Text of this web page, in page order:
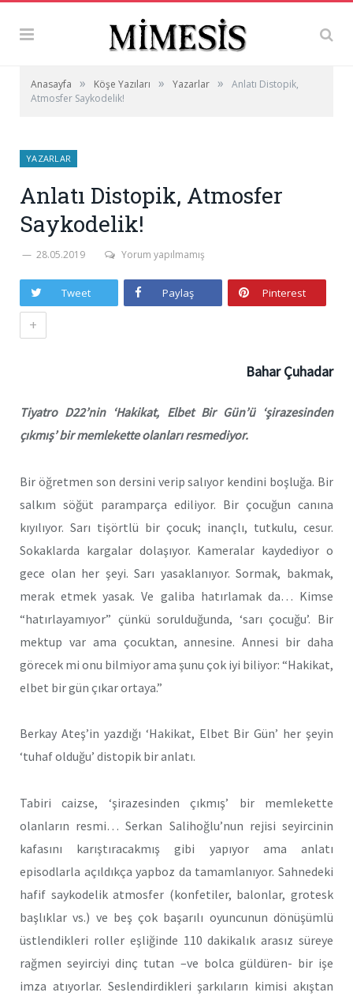
Anasayfa » Köşe Yazıları » Yazarlar »
Anlatı Distopik,
Atmosfer Saykodelik!
YAZARLAR
Anlatı Distopik, Atmosfer
Saykodelik!
28.05.2019 Yorum yapılmamış
Tweet Paylaş Pinterest
+
Bahar Çuhadar
Tiyatro D22’nin ‘Hakikat, Elbet Bir Gün’ü ‘şirazesinden
çıkmış’ bir memlekette olanları resmediyor.
Bir öğretmen son dersini verip salıyor kendini boşluğa. Bir
salkım söğüt paramparça ediliyor. Bir çocuğun canına
kıyılıyor. Sarı tişörtlü bir çocuk; inançlı, tutkulu, cesur.
Sokaklarda kargalar dolaşıyor. Kameralar kaydediyor o
gece olan her şeyi. Sarı yasaklanıyor. Sormak, bakmak,
merak etmek yasak. Ve galiba hatırlamak da… Kimse
“hatırlayamıyor” çünkü sorulduğunda, ‘sarı çocuğu’. Bir
mektup var ama çocuktan, annesine. Annesi bir daha
görecek mi onu bilmiyor ama şunu çok iyi biliyor: “Hakikat,
elbet bir gün çıkar ortaya.”
Berkay Ateş’in yazdığı ‘Hakikat, Elbet Bir Gün’ her şeyin
‘tuhaf olduğu’ distopik bir anlatı.
Tabiri caizse, ‘şirazesinden çıkmış’ bir memlekette
olanların resmi… Serkan Salihoğlu’nun rejisi seyircinin
kafasını karıştıracakmış gibi yapıyor ama anlatı
episodlarla açıldıkça yapboz da tamamlanıyor. Sahnedeki
hafif saykodelik atmosfer (konfetiler, balonlar, grotesk
başlıklar vs.) ve beş çok başarılı oyuncunun dönüşümlü
üstlendikleri roller eşliğinde 110 dakikalık arasız süreye
rağmen seyirciyi dinç tutan –ve bolca güldüren- bir işe
imza atıyorlar. Seslendirdikleri şarkıların kimisi akıştan